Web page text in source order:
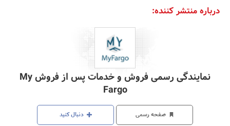
درباره منتشر کننده:
نمایندگی رسمی فروش و خدمات پس از فروش My
Fargo
صفحه رسمی دنبال کنید